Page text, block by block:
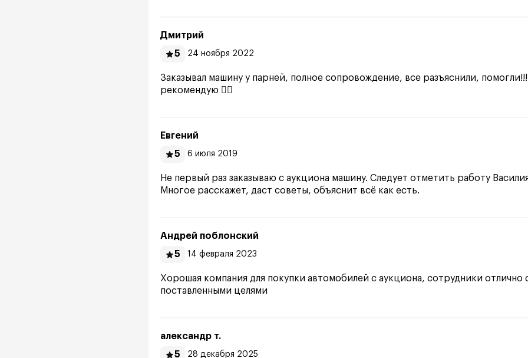
Дмитрий
5
24 ноября 2022
Заказывал машину у парней, полное сопровождение, все разъяснили,
рекомендую 👌🏻
Евгений
5
6 июля 2019
Не первый раз заказываю с аукциона машину. Следует отметить работу
Многое расскажет, даст советы, объяснит всё как есть.
Андрей поблонский
5
14 февраля 2023
Хорошая компания для покупки автомобилей с аукциона, сотрудники отлично
поставленными целями
александр т.
5
28 декабря 2025